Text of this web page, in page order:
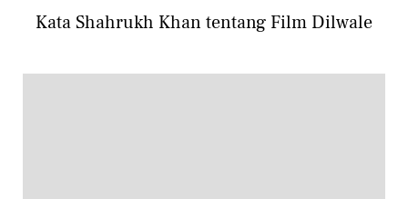
Kata Shahrukh Khan tentang Film Dilwale